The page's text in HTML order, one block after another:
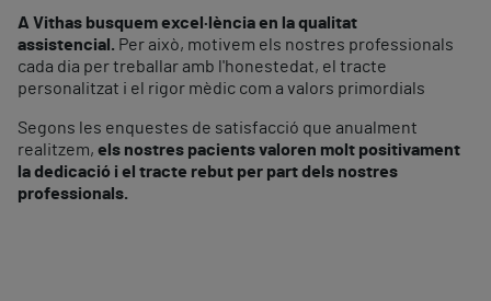
A Vithas busquem excel·lència en la qualitat
assistencial. Per això, motivem els nostres professionals
cada dia per treballar amb l'honestedat, el tracte
personalitzat i el rigor mèdic com a valors primordials
Segons les enquestes de satisfacció que anualment
realitzem, els nostres pacients valoren molt positivament
la dedicació i el tracte rebut per part dels nostres
professionals.